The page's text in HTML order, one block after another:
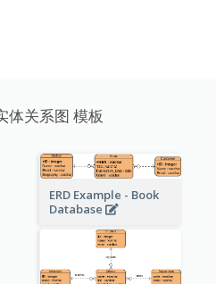
体关系图 模板
ERD Example - Book
Database